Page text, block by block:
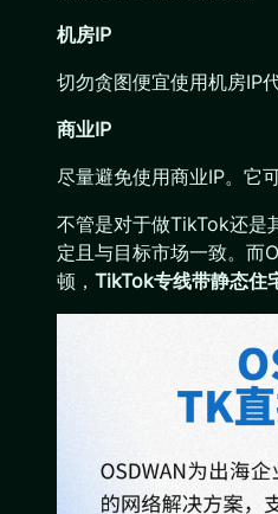
机房IP
切勿贪图便宜使用机房IP
商业IP
尽量避免使用商业IP。它
不管是对于做TikTok还是
定且与目标市场一致。而
顿， TikTok专线带静态住